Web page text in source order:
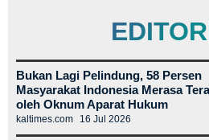
Bukan Lagi Pelindung, 58 Persen
Masyarakat Indonesia Merasa
oleh Oknum Aparat Hukum
kaltimes.com 16 Jul 2026